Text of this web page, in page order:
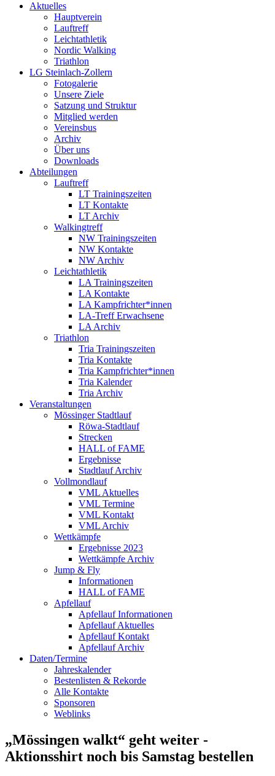
Aktuelles
Hauptverein
Lauftreff
Leichtathletik
Nordic Walking
Triathlon
LG Steinlach-Zollern
Fotogalerie
Unsere Ziele
Satzung und Struktur
Mitglied werden
Vereinsbus
Archiv
Über uns
Downloads
Abteilungen
Lauftreff
LT Trainingszeiten
LT Kontakte
LT Archiv
Walkingtreff
NW Trainingszeiten
NW Kontakte
NW Archiv
Leichtathletik
LA Trainingszeiten
LA Kontakte
LA Kampfrichter*innen
LA-Treff Erwachsene
LA Archiv
Triathlon
Tria Trainingszeiten
Tria Kontakte
Tria Kampfrichter*innen
Tria Kalender
Tria Archiv
Veranstaltungen
Mössinger Stadtlauf
Röwa-Stadtlauf
Strecken
HALL of FAME
Ergebnisse
Stadtlauf Archiv
Vollmondlauf
VML Aktuelles
VML Termine
VML Kontakt
VML Archiv
Wettkämpfe
Ergebnisse 2023
Wettkämpfe Archiv
Jump & Fly
Informationen
HALL of FAME
Apfellauf
Apfellauf Informationen
Apfellauf Aktuelles
Apfellauf Kontakt
Apfellauf Archiv
Daten/Termine
Jahreskalender
Bestenlisten & Rekorde
Alle Kontakte
Sponsoren
Weblinks
„Mössingen walkt“ geht weiter -
Aktionsshirt noch bis Samstag bestellen